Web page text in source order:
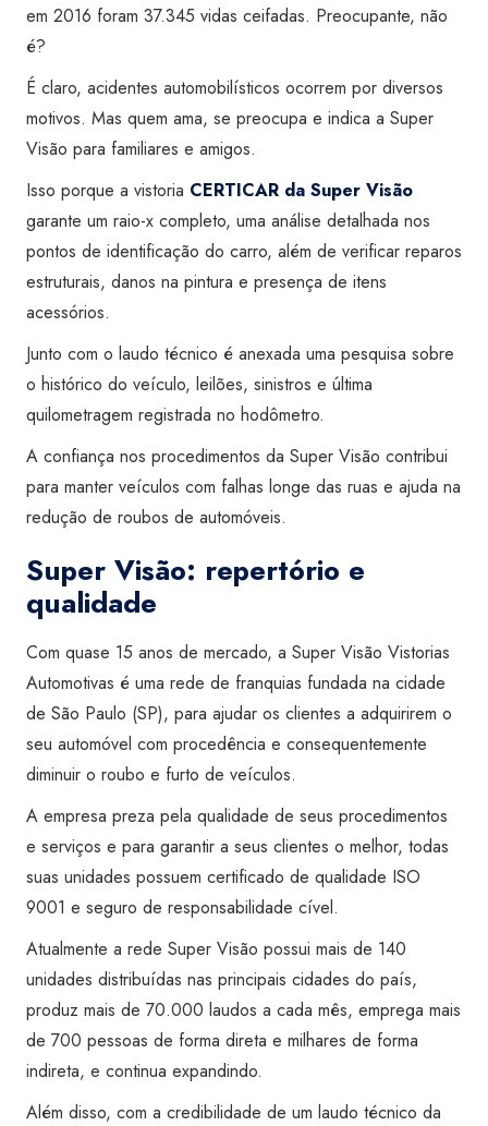
em 2016 foram 37.345 vidas ceifadas. Preocupante, não
é?
É claro, acidentes automobilísticos ocorrem por diversos
motivos. Mas quem ama, se preocupa e indica a Super
Visão para familiares e amigos.
Isso porque a vistoria CERTICAR da Super Visão
garante um raio-x completo, uma análise detalhada nos
pontos de identificação do carro, além de verificar reparos
estruturais, danos na pintura e presença de itens
acessórios.
Junto com o laudo técnico é anexada uma pesquisa sobre
o histórico do veículo, leilões, sinistros e última
quilometragem registrada no hodômetro.
A confiança nos procedimentos da Super Visão contribui
para manter veículos com falhas longe das ruas e ajuda na
redução de roubos de automóveis.
Super Visão: repertório e
qualidade
Com quase 15 anos de mercado, a Super Visão Vistorias
Automotivas é uma rede de franquias fundada na cidade
de São Paulo (SP), para ajudar os clientes a adquirirem o
seu automóvel com procedência e consequentemente
diminuir o roubo e furto de veículos.
A empresa preza pela qualidade de seus procedimentos
e serviços e para garantir a seus clientes o melhor, todas
suas unidades possuem certificado de qualidade ISO
9001 e seguro de responsabilidade cível.
Atualmente a rede Super Visão possui mais de 140
unidades distribuídas nas principais cidades do país,
produz mais de 70.000 laudos a cada mês, emprega mais
de 700 pessoas de forma direta e milhares de forma
indireta, e continua expandindo.
Além disso, com a credibilidade de um laudo técnico da